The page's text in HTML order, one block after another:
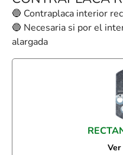
🔵 Contraplaca interior
🔵 Necesaria si por el
alargada
Ver